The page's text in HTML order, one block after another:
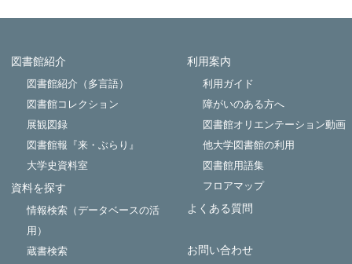
図書館紹介
図書館紹介（多言語）
図書館コレクション
展観図録
図書館報『来・ぶらり』
大学史資料室
資料を探す
情報検索（データベースの活
用）
蔵書検索
利用案内
利用ガイド
障がいのある方へ
図書館オリエンテーション動画
他大学図書館の利用
図書館用語集
フロアマップ
よくある質問
お問い合わせ
Powered by NetCommons